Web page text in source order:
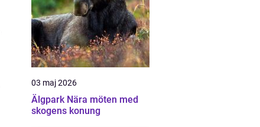
03 maj 2026
Älgpark Nära möten med
skogens konung